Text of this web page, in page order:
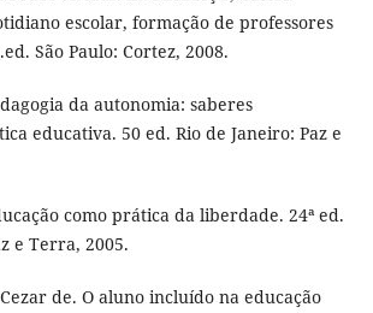
escolar, formação de professores
São Paulo: Cortez, 2008.
da autonomia: saberes
educativa. 50 ed. Rio de Janeiro: Paz e
como prática da liberdade. 24ª ed.
e Terra, 2005.
de. O aluno incluído na educação